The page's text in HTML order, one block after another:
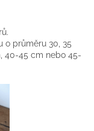
o průměru 30, 35
40-45 cm nebo 45-